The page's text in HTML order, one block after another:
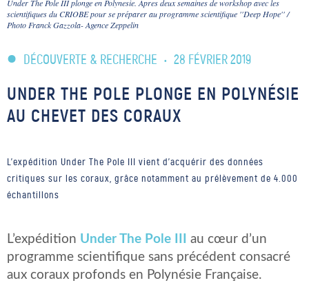
Under The Pole III plonge en Polynesie. Apres deux semaines de workshop avec les
scientifiques du CRIOBE pour se préparer au programme scientifique ''Deep Hope'' /
Photo Franck Gazzola- Agence Zeppelin
DÉCOUVERTE & RECHERCHE • 28 FÉVRIER 2019
UNDER THE POLE PLONGE EN POLYNÉSIE
AU CHEVET DES CORAUX
L’expédition Under The Pole III vient d'acquérir des données
critiques sur les coraux, grâce notamment au prélèvement de 4.000
échantillons
L’expédition Under The Pole III
au cœur d’un
programme scientifique sans précédent consacré
aux coraux profonds en Polynésie Française.